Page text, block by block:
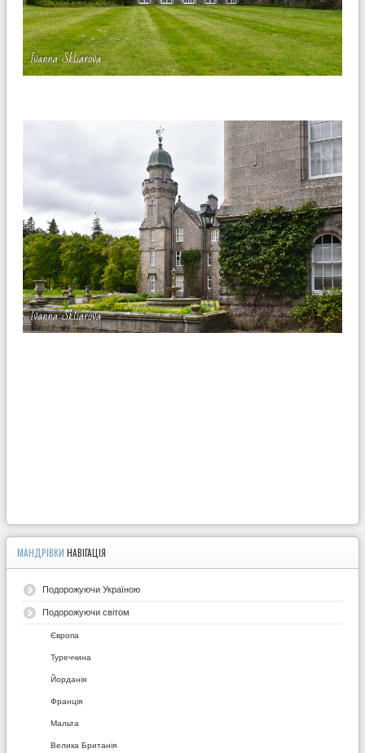
МАНДРІВКИ НАВІГАЦІЯ
Подорожуючи Україною
Подорожуючи світом
Європа
Туреччина
Йорданія
Франція
Мальта
Велика Британія